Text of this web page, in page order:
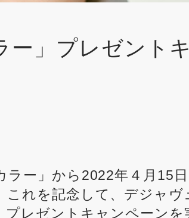
ー」プレゼント
ー」から2022年４月15
れを記念して、デジャヴ
プレゼントキャンペーンを